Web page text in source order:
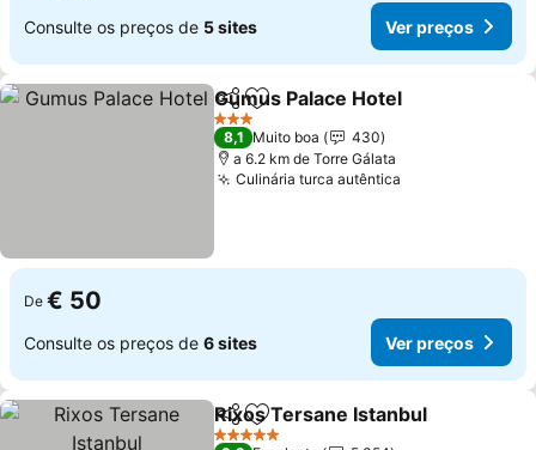
Consulte os preços de 5 sites Ver preços
PartilharAdicionar aos favoritos
Gumus Palace Hotel
3 Estrelas
8,1 Muito boa
430
a 6.2 km de Torre Gálata
Culinária turca autêntica
De € 50
Consulte os preços de 6 sites Ver preços
PartilharAdicionar aos favoritos
Rixos Tersane Istanbul
5 Estrelas